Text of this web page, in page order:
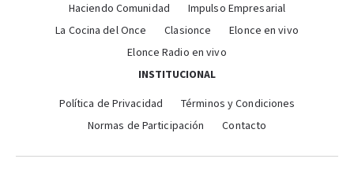
Haciendo Comunidad
Impulso Empresarial
La Cocina del Once
Clasionce
Elonce en vivo
Elonce Radio en vivo
INSTITUCIONAL
Política de Privacidad
Términos y Condiciones
Normas de Participación
Contacto